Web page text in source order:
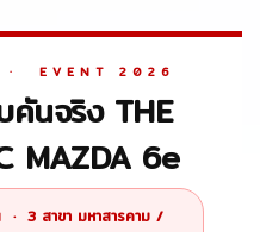
· EVENT 2026
นจริง THE
MAZDA 6e
3 สาขา มหาสารคาม /